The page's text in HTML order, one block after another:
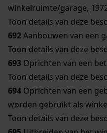
winkelruimte/garage,
Toon details van deze
692Aanbouwen van een
Toon details van deze
693 Oprichten van een
Toon details van deze
694 Oprichten van een
worden gebruikt als
Toon details van deze